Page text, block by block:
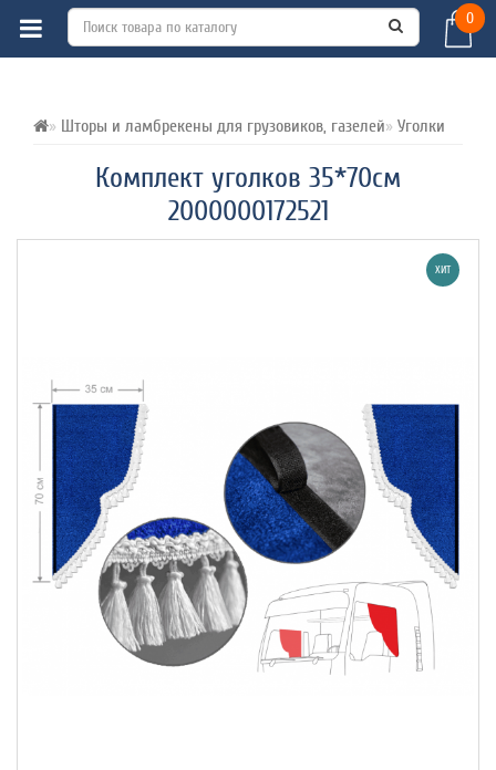
0
Шторы и ламбрекены для грузовиков, газелей Уголки
Комплект уголков 35*70см
2000000172521
ВСЕ О ТОВАРЕ ХАРАКТЕРИСТИКИ
ХИТ